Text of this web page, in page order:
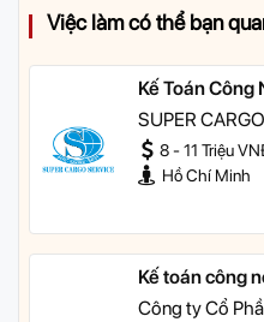
Việc làm có thể bạn
Kế Toán Công
SUPER
LIMITED
8 - 11 Triệu
Hồ Chí Minh
Kế toán công
Công ty Cổ